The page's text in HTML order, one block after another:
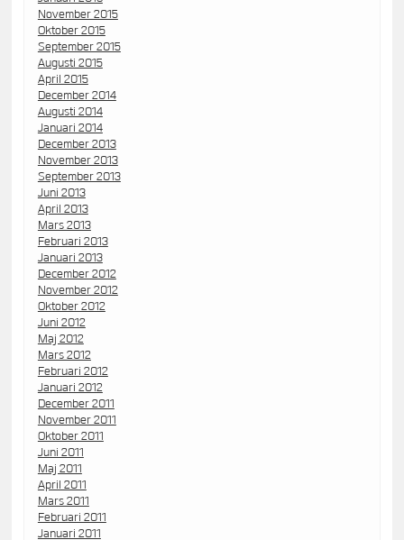
November 2015
Oktober 2015
September 2015
Augusti 2015
April 2015
December 2014
Augusti 2014
Januari 2014
December 2013
November 2013
September 2013
Juni 2013
April 2013
Mars 2013
Februari 2013
Januari 2013
December 2012
November 2012
Oktober 2012
Juni 2012
Maj 2012
Mars 2012
Februari 2012
Januari 2012
December 2011
November 2011
Oktober 2011
Juni 2011
Maj 2011
April 2011
Mars 2011
Februari 2011
Januari 2011